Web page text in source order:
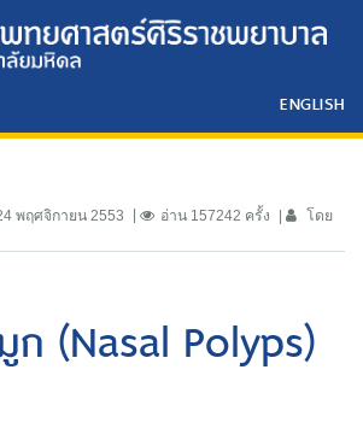
ENGLISH
พฤศจิกายน 2553 อ่าน 157242 ครั้ง โดย
ก (Nasal Polyps)